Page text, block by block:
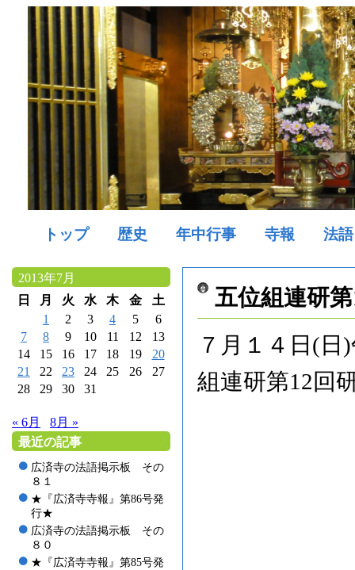
トップ 歴史 年中行事 寺報 法語
2013年7月
日
月 火 水 木 金
土
1
2 3 4 5
6
7
8 9 10 11 12
13
14
15 16 17 18 19
20
21
22 23 24 25 26
27
28
29 30 31
« 6月
8月 »
最近の記事
広済寺の法語掲示板 その
８１
★『広済寺寺報』第86号発
行★
広済寺の法語掲示板 その
８０
★『広済寺寺報』第85号発
五位組連研
７月１４日(
組連研第12回